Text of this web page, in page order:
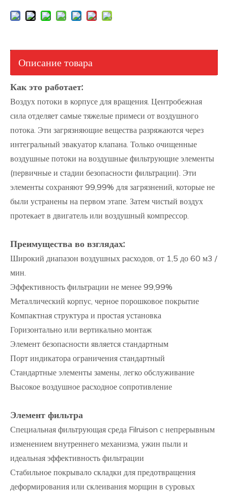
Описание товара
Как это работает:
Воздух потоки в корпусе для вращения. Центробежная
сила отделяет самые тяжелые примеси от воздушного
потока. Эти загрязняющие вещества разряжаются через
интегральный эвакуатор клапана. Только очищенные
воздушные потоки на воздушные фильтрующие элементы
(первичные и стадии безопасности фильтрации). Эти
элементы сохраняют 99,99% для загрязнений, которые не
были устранены на первом этапе. Затем чистый воздух
протекает в двигатель или воздушный компрессор.
Преимущества во взглядах:
Широкий диапазон воздушных расходов, от 1,5 до 60 м3 /
мин.
Эффективность фильтрации не менее 99,99%
Металлический корпус, черное порошковое покрытие
Компактная структура и простая установка
Горизонтально или вертикально монтаж
Элемент безопасности является стандартным
Порт индикатора ограничения стандартный
Стандартные элементы замены, легко обслуживание
Высокое воздушное расходное сопротивление
Элемент фильтра
Специальная фильтрующая среда Filruison с непрерывным
изменением внутреннего механизма, ужин пыли и
идеальная эффективность фильтрации
Стабильное покрывало складки для предотвращения
деформирования или склеивания морщин в суровых